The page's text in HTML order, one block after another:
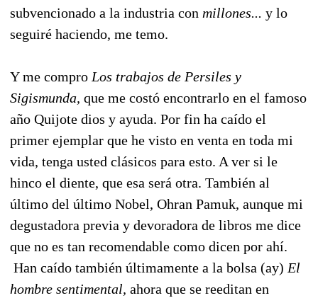
subvencionado a la industria con millones... y lo
seguiré haciendo, me temo.
Y me compro Los trabajos de Persiles y
Sigismunda, que me costó encontrarlo en el famoso
año Quijote dios y ayuda. Por fin ha caído el
primer ejemplar que he visto en venta en toda mi
vida, tenga usted clásicos para esto. A ver si le
hinco el diente, que esa será otra. También al
último del último Nobel, Ohran Pamuk, aunque mi
degustadora previa y devoradora de libros me dice
que no es tan recomendable como dicen por ahí.
Han caído también últimamente a la bolsa (ay) El
hombre sentimental, ahora que se reeditan en